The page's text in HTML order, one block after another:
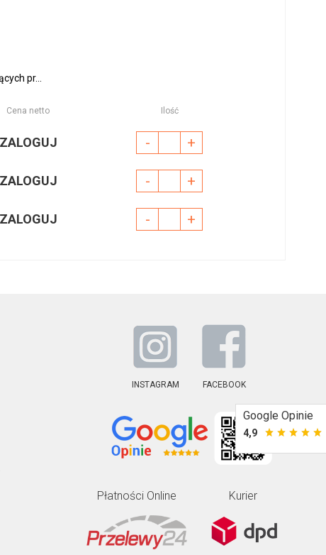
pr...
Cena netto Ilość
ZALOGUJ - +
ZALOGUJ - +
ZALOGUJ - +
INSTAGRAM FACEBOOK
Płatności Online Kurier
Google Opinie
4,9